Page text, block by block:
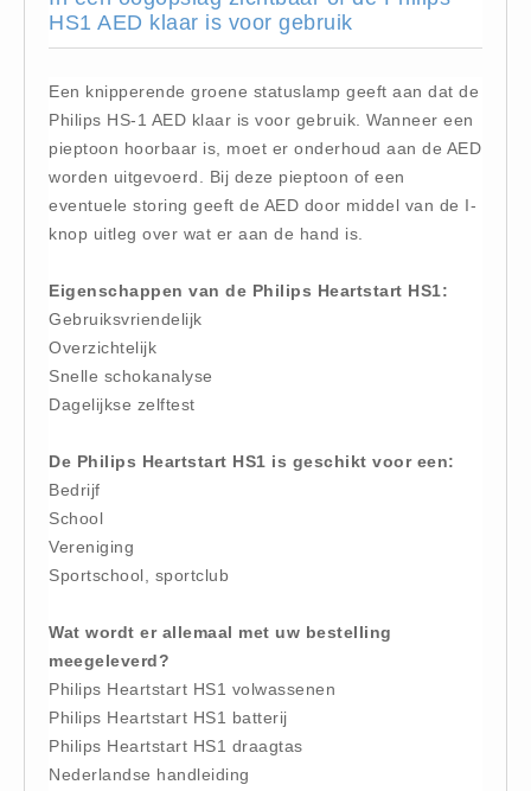
Huidverzorging (5)
Overige (1)
Teken - Beten sets (5)
Vitamines en mineralen (0)
Eerste Hulp Paneel
Evacuatie
Evacuatie (19)
Noodkoffer (0)
Stoelen (5)
Zaklampen (9)
Keurmeester NEN-3140
Kliklijsten en vitrines (2)
Lesboeken
Medicatie en Drogisterij
Desinfectants (0)
HS1 AED klaar is voor gebruik
Een knipperende groene statuslamp geeft aan dat de
Philips HS-1 AED klaar is voor gebruik. Wanneer een
pieptoon hoorbaar is, moet er onderhoud aan de AED
worden uitgevoerd. Bij deze pieptoon of een
eventuele storing geeft de AED door middel van de I-
knop uitleg over wat er aan de hand is.
Eigenschappen van de Philips Heartstart HS1:
Gebruiksvriendelijk
Overzichtelijk
Snelle schokanalyse
Dagelijkse zelftest
De Philips Heartstart HS1 is geschikt voor een:
Bedrijf
School
Vereniging
Sportschool, sportclub
Wat wordt er allemaal met uw bestelling
meegeleverd?
Philips Heartstart HS1 volwassenen
Philips Heartstart HS1 batterij
Philips Heartstart HS1 draagtas
Nederlandse handleiding